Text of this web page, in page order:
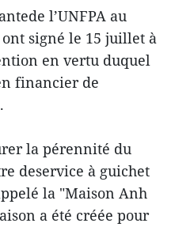
l’UNFPA au
signé le 15 juillet à
en vertu duquel
financier de
la pérennité du
deservice à guichet
la "Maison Anh
a été créée pour